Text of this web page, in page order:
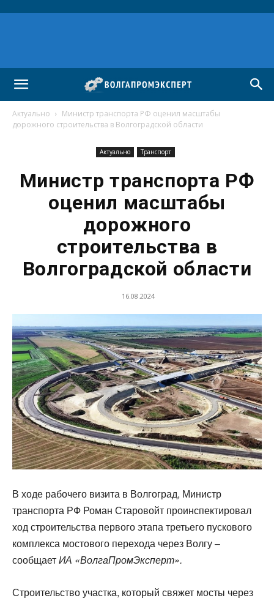
Актуально
Министр транспорта РФ оценил масштабы
дорожного строительства в Волгоградской области
Актуально Транспорт
Министр транспорта РФ
оценил масштабы
дорожного
строительства в
Волгоградской области
16.08.2024
В ходе рабочего визита в Волгоград, Министр
транспорта РФ Роман Старовойт проинспектировал
ход строительства первого этапа третьего пускового
комплекса мостового перехода через Волгу –
сообщаетИА «ВолгаПромЭксперт».
Строительство участка, который свяжет мосты через